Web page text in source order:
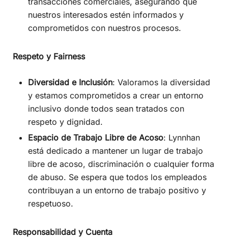
nuestros interesados estén informados y
comprometidos con nuestros procesos.
Respeto y Fairness
Diversidad e Inclusión: Valoramos la diversidad
y estamos comprometidos a crear un entorno
inclusivo donde todos sean tratados con
respeto y dignidad.
Espacio de Trabajo Libre de Acoso: Lynnhan
está dedicado a mantener un lugar de trabajo
libre de acoso, discriminación o cualquier forma
de abuso. Se espera que todos los empleados
contribuyan a un entorno de trabajo positivo y
respetuoso.
Responsabilidad y Cuenta